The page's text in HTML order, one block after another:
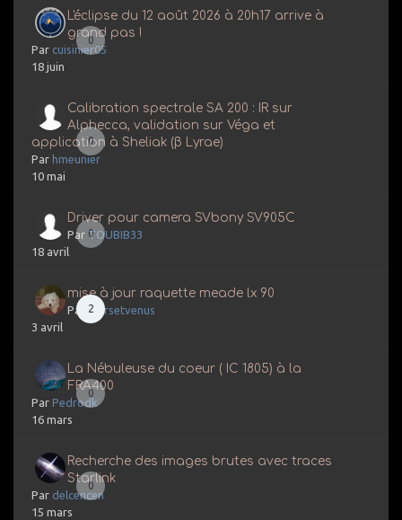
0
L'éclipse du 12 août 2026 à 20h17 arrive à
grand pas !
Par cuisinier05
18 juin
0
Calibration spectrale SA 200 : IR sur
Alphecca, validation sur Véga et
application à Sheliak (β Lyrae)
Par hmeunier
10 mai
0
Driver pour camera SVbony SV905C
Par TOUBIB33
18 avril
2
mise à jour raquette meade lx 90
Par marsetvenus
3 avril
0
La Nébuleuse du coeur ( IC 1805) à la
FRA400
Par Pedrodk
16 mars
0
Recherche des images brutes avec traces
Starlink
Par delcencen
15 mars